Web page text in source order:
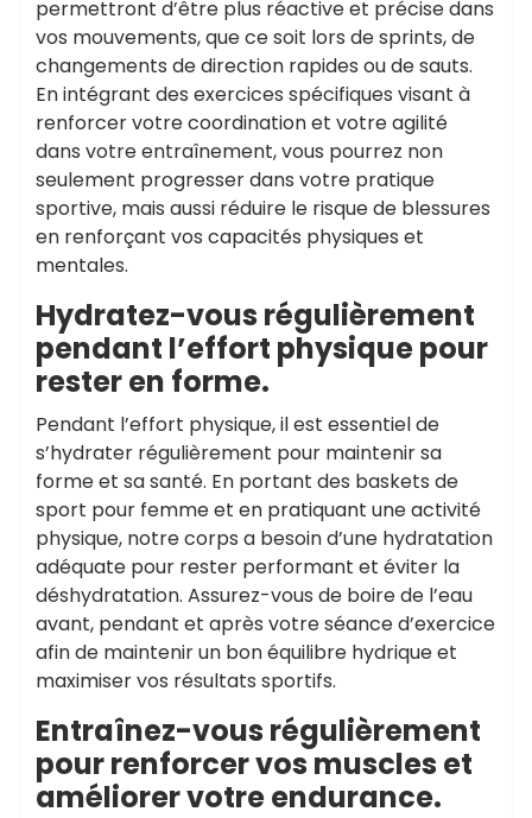
permettront d’être plus réactive et précise dans
vos mouvements, que ce soit lors de sprints, de
changements de direction rapides ou de sauts.
En intégrant des exercices spécifiques visant à
renforcer votre coordination et votre agilité
dans votre entraînement, vous pourrez non
seulement progresser dans votre pratique
sportive, mais aussi réduire le risque de blessures
en renforçant vos capacités physiques et
mentales.
Hydratez-vous régulièrement
pendant l’effort physique pour
rester en forme.
Pendant l’effort physique, il est essentiel de
s’hydrater régulièrement pour maintenir sa
forme et sa santé. En portant des baskets de
sport pour femme et en pratiquant une activité
physique, notre corps a besoin d’une hydratation
adéquate pour rester performant et éviter la
déshydratation. Assurez-vous de boire de l’eau
avant, pendant et après votre séance d’exercice
afin de maintenir un bon équilibre hydrique et
maximiser vos résultats sportifs.
Entraînez-vous régulièrement
pour renforcer vos muscles et
améliorer votre endurance.